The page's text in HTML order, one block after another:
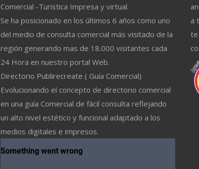
Comercial -Turistica Impresa y virtual.
Se ha posicionado en los últimos 6 años como uno
del medio de consulta comercial más visitado de la
región generando mas de 18.000 visitantes cada
24 Hora en nuestro portal Web.
Directorio Publirecreate ( Guía Comercial)
Evolucionando el concepto de directorio comercial
en una guía Comercial de fácil consulta reflejando
un alto nivel estético y funcional adaptado a los
medios digitales e impresos.
a
te